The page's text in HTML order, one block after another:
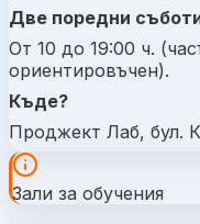
Две поредни
От 10 до 19:00 ч.
ориентировъчен).
Къде?
Проджект Лаб, бул.
Зали за обучения